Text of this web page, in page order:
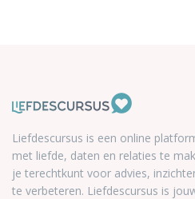
Liefdescursus is een online
met liefde, daten en relaties te
je terechtkunt voor advies,
te verbeteren. Liefdescursus is